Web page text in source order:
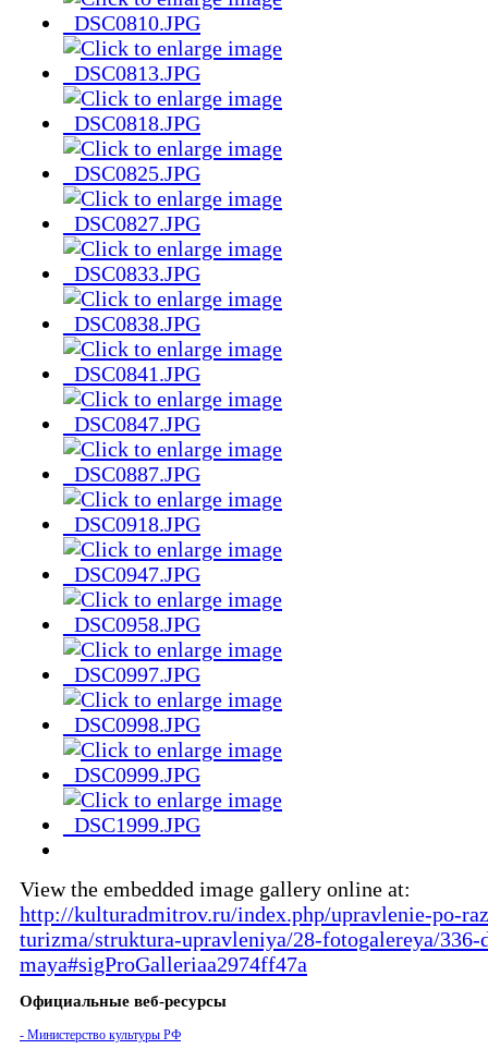
View the embedded image gallery online at:
http://kulturadmitrov.ru/index.php/upravlenie-po-
turizma/struktura-upravleniya/28-fotogalereya/336-
maya#sigProGalleriaa2974ff47a
Официальные веб-ресурсы
- Министерство культуры РФ